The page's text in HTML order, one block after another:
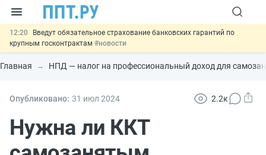
12:20
Введут обязательное страхование банковских гарантий по
крупным госконтрактам #новости
11:12 Закон об ИИ синхронизируют с Гражданским кодексом#новости
00:01
10 августа: важные документы, вступающие в силу сегодня
13:02
СФР переведёт обмен по пособиям в СЭДО на
платформу ГИС ЕЦП до 31 августа#новости
Главная НПД — налог на профессиональный доход для
Опубликовано: 31 июл 2024 2.2к
Нужна ли ККТ